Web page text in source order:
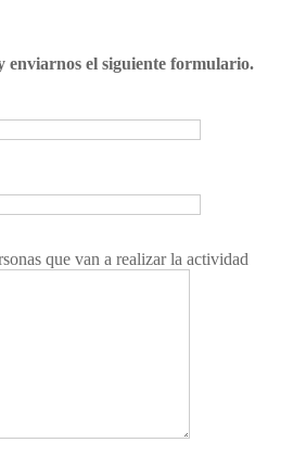
enviarnos el siguiente formulario.
que van a realizar la actividad